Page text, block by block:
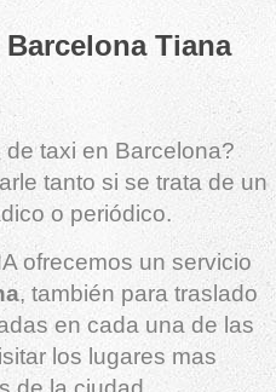
Tiana
taxi en Barcelona?
tanto si se trata de un
o periódico.
ofrecemos un servicio
, también para traslado
en cada una de las
los lugares mas